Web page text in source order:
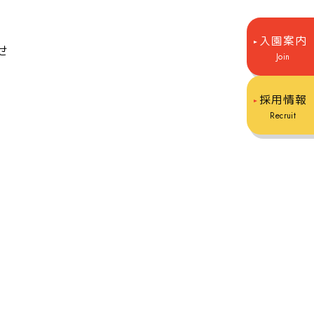
入園案内
Join
採用情報
Recruit